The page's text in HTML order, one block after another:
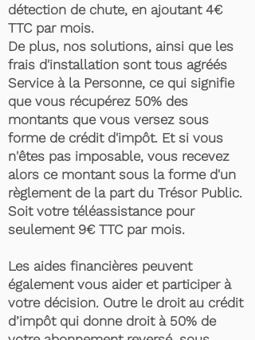
détection de chute, en ajoutant 4€
TTC par mois.
De plus, nos solutions, ainsi que les
frais d'installation sont tous agréés
Service à la Personne, ce qui signifie
que vous récupérez 50% des
montants que vous versez sous
forme de crédit d'impôt. Et si vous
n'êtes pas imposable, vous recevez
alors ce montant sous la forme d'un
règlement de la part du Trésor Public.
Soit votre téléassistance pour
seulement 9€ TTC par mois.
Les aides financières peuvent
également vous aider et participer à
votre décision. Outre le droit au crédit
d’impôt qui donne droit à 50% de